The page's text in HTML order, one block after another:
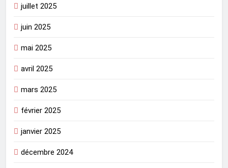
juillet 2025
juin 2025
mai 2025
avril 2025
mars 2025
février 2025
janvier 2025
décembre 2024